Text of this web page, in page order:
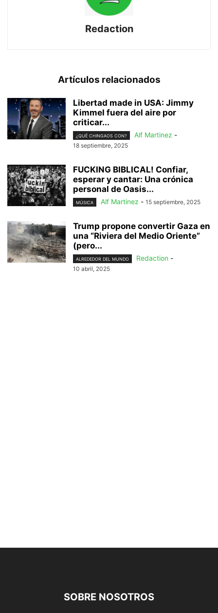
Redaction
Artículos relacionados
Libertad made in USA: Jimmy
Kimmel fuera del aire por
criticar...
¿QUÉ CHINGAOS CON? Alf Martinez -
18 septiembre, 2025
FUCKING BIBLICAL! Confiar,
esperar y cantar: Una crónica
personal de Oasis...
MÚSICA Alf Martinez - 15 septiembre, 2025
Trump propone convertir Gaza en
una “Riviera del Medio Oriente”
(pero...
ALREDEDOR DEL MUNDO Redaction -
10 abril, 2025
SOBRE NOSOTROS